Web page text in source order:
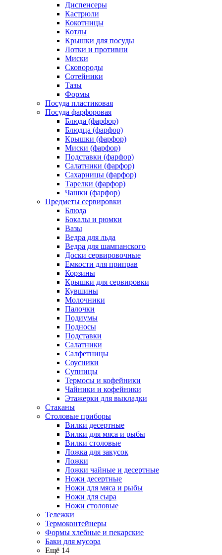
Диспенсеры
Кастрюли
Кокотницы
Котлы
Крышки для посуды
Лотки и противни
Миски
Сковороды
Сотейники
Тазы
Формы
Посуда пластиковая
Посуда фарфоровая
Блюда (фарфор)
Блюдца (фарфор)
Крышки (фарфор)
Миски (фарфор)
Подставки (фарфор)
Салатники (фарфор)
Сахарницы (фарфор)
Тарелки (фарфор)
Чашки (фарфор)
Предметы сервировки
Блюда
Бокалы и рюмки
Вазы
Ведра для льда
Ведра для шампанского
Доски сервировочные
Емкости для приправ
Корзины
Крышки для сервировки
Кувшины
Молочники
Палочки
Подиумы
Подносы
Подставки
Салатники
Салфетницы
Соусники
Супницы
Термосы и кофейники
Чайники и кофейники
Этажерки для выкладки
Стаканы
Столовые приборы
Вилки десертные
Вилки для мяса и рыбы
Вилки столовые
Ложка для закусок
Ложки
Ложки чайные и десертные
Ножи десертные
Ножи для мяса и рыбы
Ножи для сыра
Ножи столовые
Тележки
Термоконтейнеры
Формы хлебные и пекарские
Баки для мусора
Ещё 14